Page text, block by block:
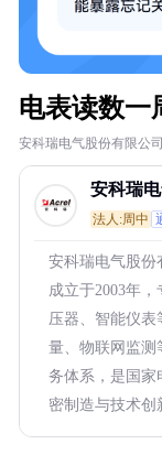
电表读数一
安科瑞电气股份有限公司
安科瑞
法人:周中
安科瑞电气股份
成立于2003年
压器、智能仪
量、物联网监测
务体系，是国家
密制造与技术创